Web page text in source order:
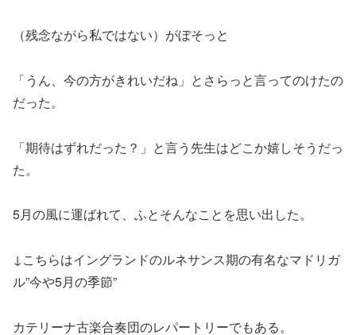
（残念ながら私ではない）がぼそっと
「うん、今の方がきれいだね」とさらっと言ってのけたの
だった。
「期待はずれだった？」と言う先生はどこか嬉しそうだっ
た。
5月の風に運ばれて、ふとそんなことを思い出した。
↓こちらはイングランドのルネサンス期の有名なマドリガ
ル”今や5月の季節”
カテリーナ古楽合奏団のレパートリーでもある。